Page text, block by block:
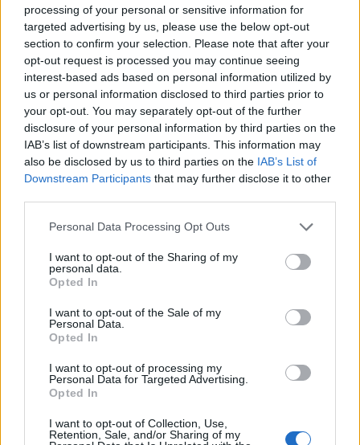
processing of your personal or sensitive information for
targeted advertising by us, please use the below opt-out
section to confirm your selection. Please note that after your
opt-out request is processed you may continue seeing
interest-based ads based on personal information utilized by
us or personal information disclosed to third parties prior to
your opt-out. You may separately opt-out of the further
disclosure of your personal information by third parties on the
IAB’s list of downstream participants. This information may
also be disclosed by us to third parties on the IAB’s List of
Downstream Participants that may further disclose it to other
Personal Data Processing Opt Outs
I want to opt-out of the Sharing of my
personal data.
Opted In
I want to opt-out of the Sale of my
Personal Data.
Opted In
I want to opt-out of processing my
Personal Data for Targeted Advertising.
Opted In
I want to opt-out of Collection, Use,
Retention, Sale, and/or Sharing of my
Sportas
Savaitgalį Klaipėdoje -
daug sporto: veiksmas
virs penkiose skirtingose
miesto vietose
Sportas
Rimas Kurtinaitis
paskelbė Lietuvos
rinktinės kandidatus:
sąraše - du klaipėdiečiai
(3)
Į Palangą atkeliavo
žiemos paralimpinių
Jaunieji paraatletai